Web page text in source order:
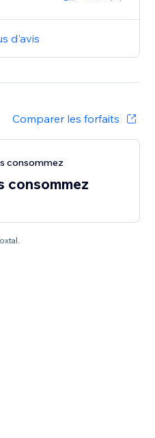
d'avis
Comparer les forfaits
consommez
consommez